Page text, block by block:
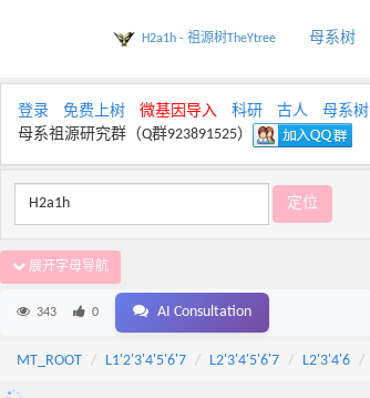
H2a1h - 祖源树TheYtree 母系树
登录 免费上树 微基因导入 科研 古人
母系树
母系祖源研究群（Q群923891525）
展开字母导航
343 0 AI Consultation
MT_ROOT L1'2'3'4'5'6'7 L2'3'4'5'6'7 L2'3'4'6